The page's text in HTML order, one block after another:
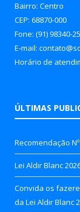
Bairro: Centro
CEP: 68870-000
Fone: (91) 98340-
E-mail:
Horário de
ÚLTIMAS
Recomendação
Lei Aldir Blanc
Convida os
da Lei Aldir Blanc 2